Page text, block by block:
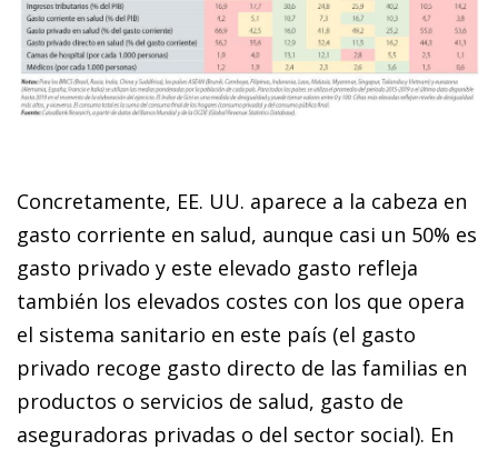
Concretamente, EE. UU. aparece a la cabeza en
gasto corriente en salud, aunque casi un 50% es
gasto privado y este elevado gasto refleja
también los elevados costes con los que opera
el sistema sanitario en este país (el gasto
privado recoge gasto directo de las familias en
productos o servicios de salud, gasto de
aseguradoras privadas o del sector social). En